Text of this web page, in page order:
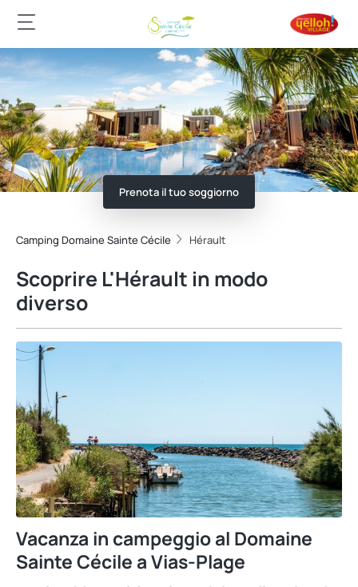
Prenota il tuo soggiorno
Camping Domaine Sainte Cécile Hérault
Scoprire L'Hérault in modo
diverso
Vacanza in campeggio al Domaine
Sainte Cécile a Vias-Plage